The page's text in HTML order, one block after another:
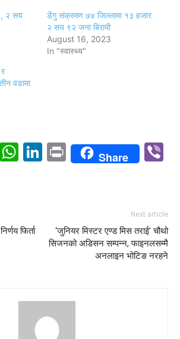
, २ सय
डेंगु संक्रमण ७४ जिल्लामा १३ हजार
२ सय ९२ जना बिरामी
August 16, 2023
In "स्वास्थ्य"
वडामा
EmailWhatsApp
LinkedIn
PrintShare
फिर्ता
Next article
‘जुनियर मिस्टर एण्ड मिस तराई’ चौथो
सिजनको अडिसन सम्पन्न, फाइनलसम्मै
अनलाइन भोटिङ नरहने